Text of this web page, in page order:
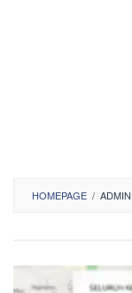
HOMEPAGE / ADMIN